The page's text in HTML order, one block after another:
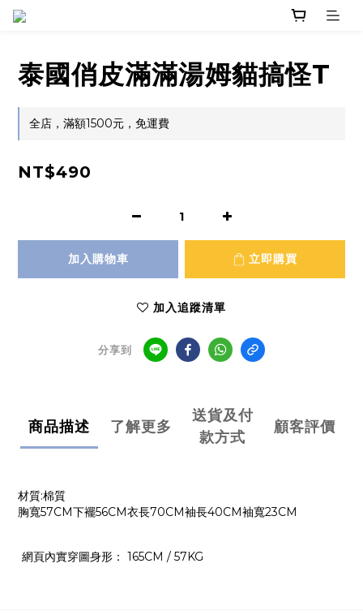
泰國俏皮滿滿湯姆貓搞怪T
全店，滿額1500元，免運費
NT$490
加入購物車 立即購買
加入追蹤清單
分享到
商品描述 了解更多
送貨及付
款方式
顧客評價
材質:棉質
胸寬57CM下襬56CM衣長70CM袖長40CM袖寬23CM
網頁內實穿圖身形： 165CM / 57KG